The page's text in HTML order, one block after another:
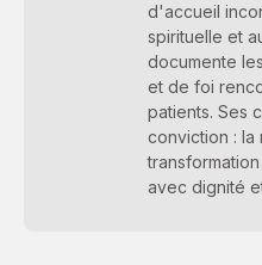
d'accueil
spirituelle et
documente
et de foi
patients. Ses
conviction : la
avec dignité